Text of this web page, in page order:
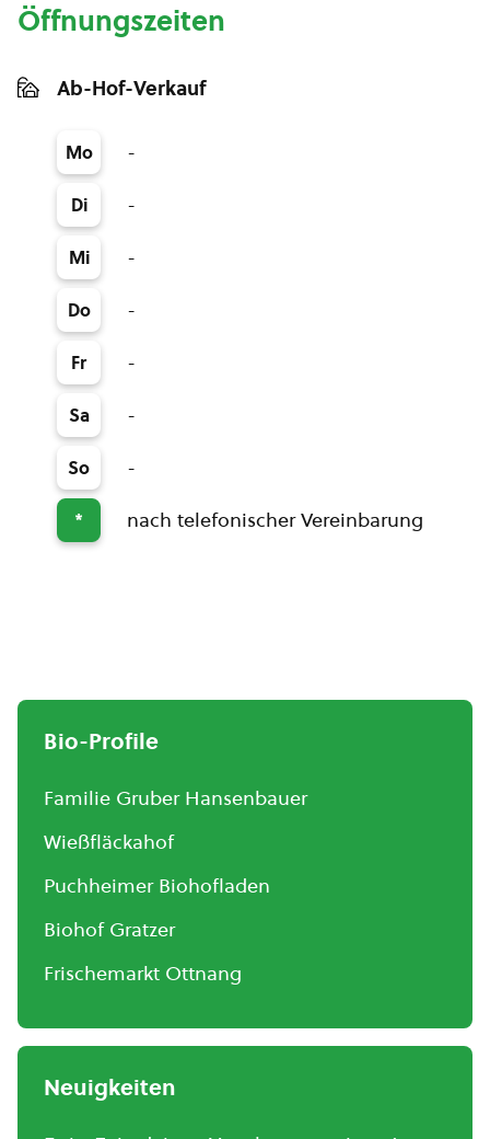
Öffnungszeiten
Ab-Hof-Verkauf
Mo -
Di -
Mi -
Do -
Fr -
Sa -
So -
* nach telefonischer Vereinbarung
Bio-Profile
Familie Gruber Hansenbauer
Wießfläckahof
Puchheimer Biohofladen
Biohof Gratzer
Frischemarkt Ottnang
Neuigkeiten